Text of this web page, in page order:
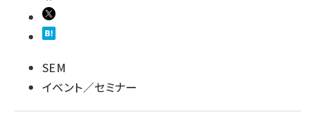
SEM
イベント／セミナー